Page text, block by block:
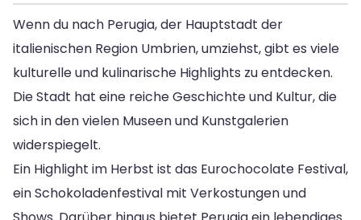
Wenn du nach Perugia, der Hauptstadt der
italienischen Region Umbrien, umziehst, gibt es viele
kulturelle und kulinarische Highlights zu entdecken.
Die Stadt hat eine reiche Geschichte und Kultur, die
sich in den vielen Museen und Kunstgalerien
widerspiegelt.
Ein Highlight im Herbst ist das Eurochocolate Festival,
ein Schokoladenfestival mit Verkostungen und